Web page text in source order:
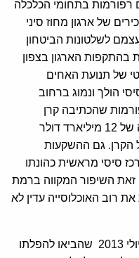
רפורמות בתחומי הכלכלה
של ארגון מחוז סיני
לשלטונות הביטחון
הארגון בצפון
של תנועת האחים
הולך ונמוג ברחוב
שהכתיבה קרן
המטבע למצרים כתנאי למתן הלוואה של 12 מיליארד דולר
הקרן. גם ההשקעות
סיסי מראשית כהונתו
זאת השיפור המקווה ברמת
רוב האוכלוסייה עדין לא
בנאומו לציון חמש שנים לאירועי יוני-יולי 2013 שהביאו להפלתו